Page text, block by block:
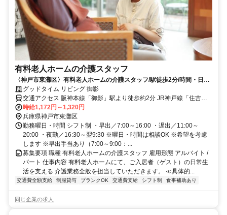
有料老人ホームの介護スタッフ
〈神戸市東灘区〉有料老人ホームの介護スタッフ/駅徒歩2分/時間・日数
相談OK/研修・サポート充実
グッドタイム リビング 御影
交通アクセス 阪神本線「御影」駅より徒歩約2分 JR神戸線「住吉」
駅より徒歩約11分 阪急神戸本線「御影」駅より徒歩約12分
時給1,172円～1,320円
兵庫県神戸市東灘区
勤務曜日・時間 シフト制 ・早出／7:00～16:00 ・遅出／11:00～
20:00 ・夜勤／16:30～翌9:30 ※曜日・時間は相談OK ※希望を考慮
します ※早出手当あり（7:00～9:00：...
募集要項 職種 有料老人ホームの介護スタッフ 雇用形態 アルバイト /
パート 仕事内容 有料老人ホームにて、ご入居者（ゲスト）の日常生
活を支える 介護業務全般を担当していただきます。 ≪具体的...
交通費全額支給 制服貸与 ブランクOK 交通費支給 シフト制 食事補助あり
同じ企業の求人